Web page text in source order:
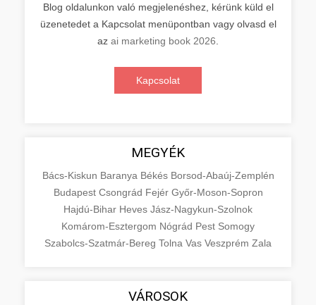
Blog oldalunkon való megjelenéshez, kérünk küld el
üzenetedet a Kapcsolat menüpontban vagy olvasd el
az ai marketing book 2026
Kapcsolat
MEGYÉK
Bács-Kiskun Baranya Békés Borsod-Abaúj-Zemplén
Budapest Csongrád Fejér Győr-Moson-Sopron
Hajdú-Bihar Heves Jász-Nagykun-Szolnok
Komárom-Esztergom Nógrád Pest Somogy
Szabolcs-Szatmár-Bereg Tolna Vas Veszprém Zala
VÁROSOK